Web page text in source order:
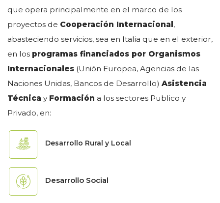
que opera principalmente en el marco de los
proyectos de Cooperación Internacional,
abasteciendo servicios, sea en Italia que en el exterior,
en los programas financiados por Organismos
Internacionales (Unión Europea, Agencias de las
Naciones Unidas, Bancos de Desarrollo) Asistencia
Técnica y Formación a los sectores Publico y
Privado, en:
Desarrollo Rural y Local
Desarrollo Social